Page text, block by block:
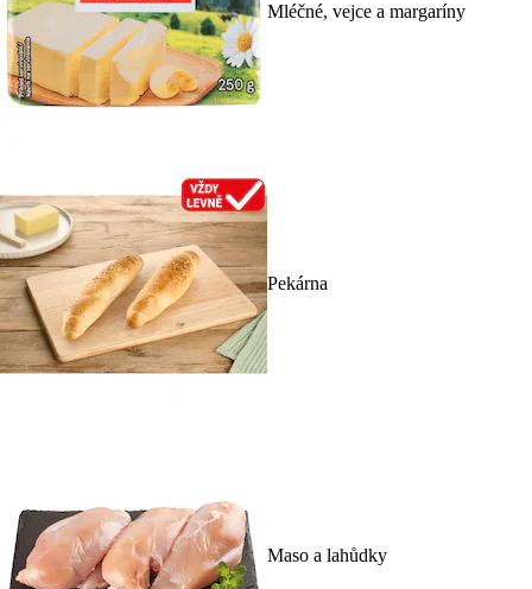
Mléčné, vejce a margaríny
Pekárna
Maso a lahůdky